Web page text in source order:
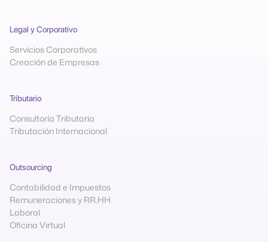
Legal y Corporativo
Servicios Corporativos
Creación de Empresas
Tributario
Consultoría Tributaria
Tributación Internacional
Outsourcing
Contabilidad e Impuestos
Remuneraciones y RR.HH
Laboral
Oficina Virtual